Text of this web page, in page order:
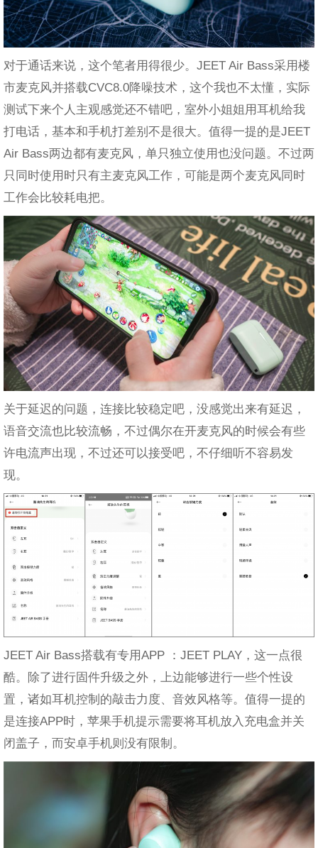
对于通话来说，这个笔者用得很少。JEET Air Bass采用楼
市麦克风并搭载CVC8.0降噪技术，这个我也不太懂，实际
测试下来个人主观感觉还不错吧，室外小姐姐用耳机给我
打电话，基本和手机打差别不是很大。值得一提的是JEET
Air Bass两边都有麦克风，单只独立使用也没问题。不过两
只同时使用时只有主麦克风工作，可能是两个麦克风同时
工作会比较耗电把。
关于延迟的问题，连接比较稳定吧，没感觉出来有延迟，
语音交流也比较流畅，不过偶尔在开麦克风的时候会有些
许电流声出现，不过还可以接受吧，不仔细听不容易发
现。
JEET Air Bass搭载有专用APP ：JEET PLAY，这一点很
酷。除了进行固件升级之外，上边能够进行一些个性设
置，诸如耳机控制的敲击力度、音效风格等。值得一提的
是连接APP时，苹果手机提示需要将耳机放入充电盒并关
闭盖子，而安卓手机则没有限制。